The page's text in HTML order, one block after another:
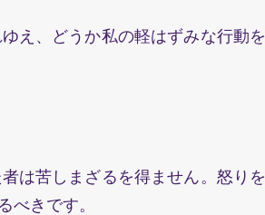
え、どうか私の軽はずみな行動を
は苦しまざるを得ません。怒りを
べきです。